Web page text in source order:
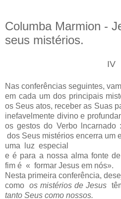
Columba Marmion -
seus mistérios.
IV
Nas conferências seguintes,
em cada um dos principais
os Seus atos, receber as Suas
inefavelmente divino e
os gestos do Verbo
dos Seus mistérios en­cerra um
uma luz especial
e é para a nossa alma fonte
fim é « formar Jesus em nós».
Nesta primeira conferência,
como os mistérios de Jesus
tanto Seus como nossos.